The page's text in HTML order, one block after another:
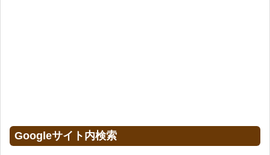
Googleサイト内検索